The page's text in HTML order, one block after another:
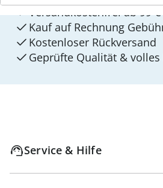
Versandkostenfrei ab 99 €
Kauf auf Rechnung
Kostenloser Rückversand
Geprüfte Qualität & volles
Service & Hilfe